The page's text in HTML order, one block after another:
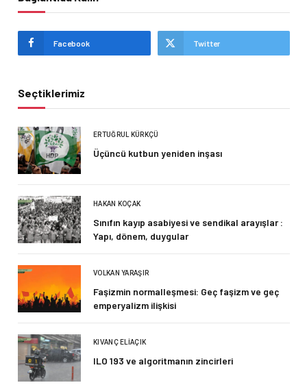
Facebook Twitter
Seçtiklerimiz
ERTUĞRUL KÜRKÇÜ
Üçüncü kutbun yeniden inşası
HAKAN KOÇAK
Sınıfın kayıp asabiyesi ve sendikal arayışlar :
Yapı, dönem, duygular
VOLKAN YARAŞIR
Faşizmin normalleşmesi: Geç faşizm ve geç
emperyalizm ilişkisi
KIVANÇ ELIAÇIK
ILO 193 ve algoritmanın zincirleri